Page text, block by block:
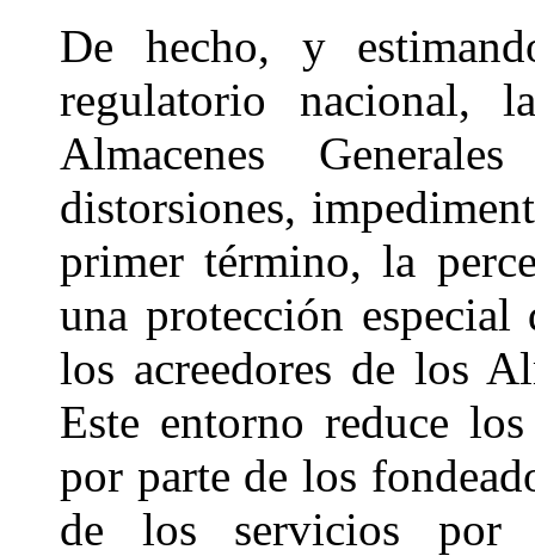
De hecho, y
regulatorio nacional,
Almacenes
distorsiones,
primer término, la
una protección
los acreedores de los
Este entorno reduce
por parte de los
de los servicios por